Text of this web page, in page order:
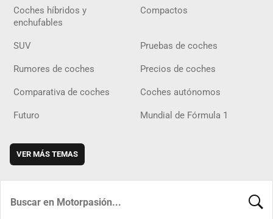
Coches híbridos y
enchufables
Compactos
SUV Pruebas de coches
Rumores de coches Precios de coches
Comparativa de coches Coches autónomos
Futuro Mundial de Fórmula 1
VER MÁS TEMAS